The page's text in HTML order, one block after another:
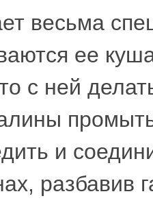
весьма
ее
с ней
и
разбавив